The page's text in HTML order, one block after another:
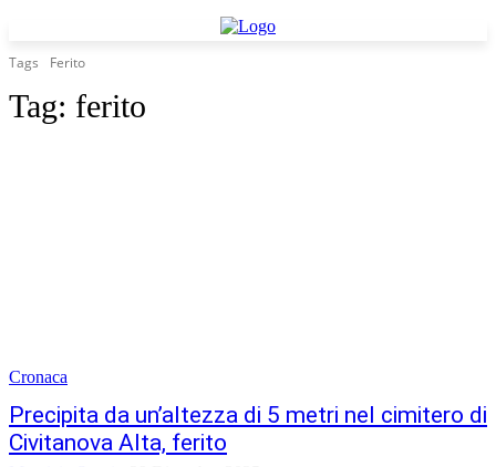
Tags Ferito
Tag: ferito
Cronaca
Precipita da un’altezza di 5 metri nel cimitero di
Civitanova Alta, ferito